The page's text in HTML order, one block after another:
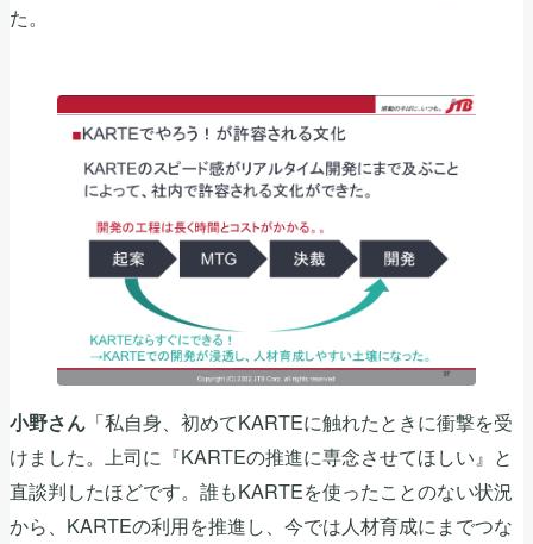
た。
小野さん 「私自身、初めてKARTEに触れたときに衝撃を受
けました。上司に『KARTEの推進に専念させてほしい』と
直談判したほどです。誰もKARTEを使ったことのない状況
から、KARTEの利用を推進し、今では人材育成にまでつな